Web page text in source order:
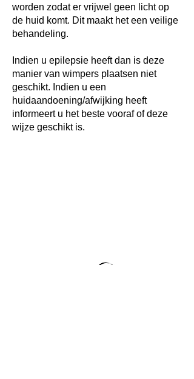
worden zodat er vrijwel geen licht op
de huid komt. Dit maakt het een veilige
behandeling.
Indien u epilepsie heeft dan is deze
manier van wimpers plaatsen niet
geschikt. Indien u een
huidaandoening/afwijking heeft
informeert u het beste vooraf of deze
wijze geschikt is.